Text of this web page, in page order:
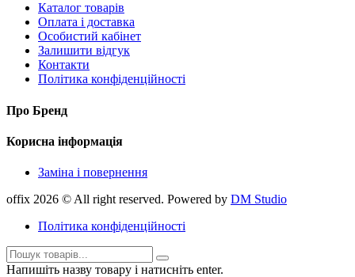
Каталог товарів
Оплата і доставка
Особистий кабінет
Залишити відгук
Контакти
Політика конфіденційності
Про Бренд
Корисна інформація
Заміна і повернення
offix 2026 © All right reserved. Powered by DM Studio
Політика конфіденційності
Напишіть назву товару і натисніть enter.